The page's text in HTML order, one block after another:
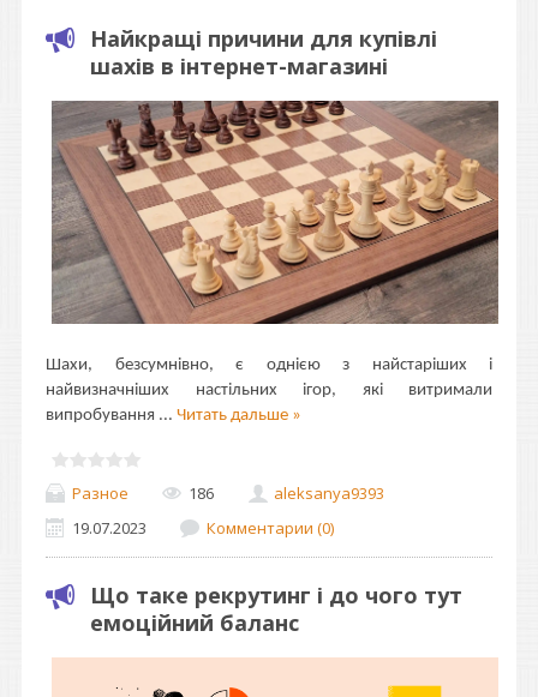
Найкращі причини для купівлі
шахів в інтернет-магазині
Шахи, безсумнівно, є однією з найстаріших і
найвизначніших настільних ігор, які витримали
випробування ... Читать дальше »
Разное 186
aleksanya9393
19.07.2023
Комментарии (0)
Що таке рекрутинг і до чого тут
емоційний баланс